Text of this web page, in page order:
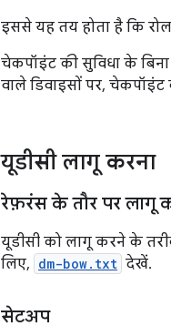
इससे यह तय होता है कि
चेकपॉइंट की सुविधा के
वाले डिवाइसों पर,
यूडीसी लागू करना
रेफ़रंस के तौर पर लागू
यूडीसी को लागू करने के
लिए, dm-bow.txt देखें.
सेटअप